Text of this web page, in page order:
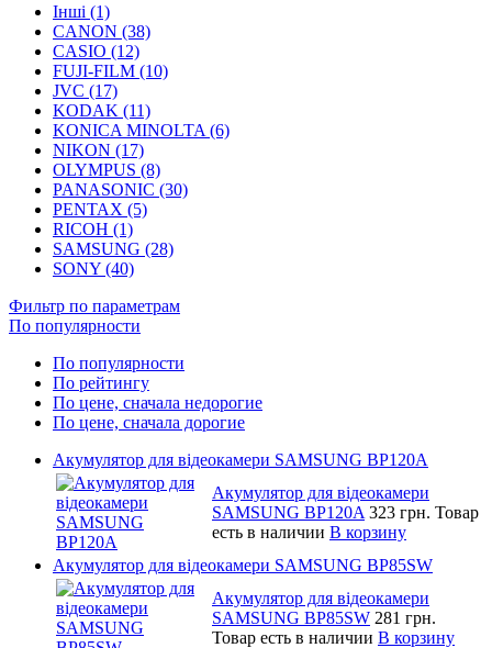
Інші (1)
CANON (38)
CASIO (12)
FUJI-FILM (10)
JVC (17)
KODAK (11)
KONICA MINOLTA (6)
NIKON (17)
OLYMPUS (8)
PANASONIC (30)
PENTAX (5)
RICOH (1)
SAMSUNG (28)
SONY (40)
Фильтр по параметрам
По популярности
По популярности
По рейтингу
По цене, сначала недорогие
По цене, сначала дорогие
Акумулятор для відеокамери SAMSUNG BP120A
Акумулятор для відеокамери
SAMSUNG BP120A 323 грн. Товар
есть в наличии В корзину
Акумулятор для відеокамери SAMSUNG BP85SW
Акумулятор для відеокамери
SAMSUNG BP85SW 281 грн.
Товар есть в наличии В корзину